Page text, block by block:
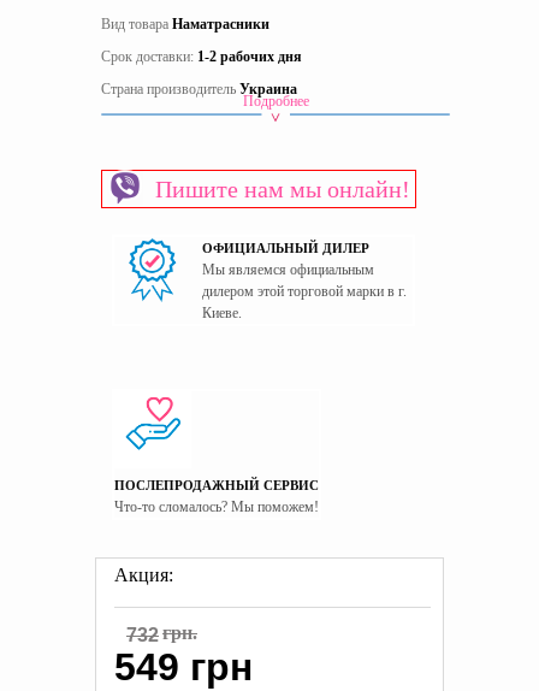
Вид товара Наматрасники
Срок доставки: 1-2 рабочих дня
Страна производитель Украина
Подробнее
Пишите нам мы онлайн!
ОФИЦИАЛЬНЫЙ ДИЛЕР
Мы являемся официальным
дилером этой торговой марки в г.
Киеве.
ПОСЛЕПРОДАЖНЫЙ СЕРВИС
Что-то сломалось? Мы поможем!
Акция:
732грн.
549 грн